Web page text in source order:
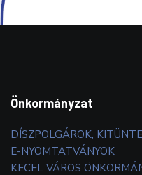
Önkormányzat
DÍSZPOLGÁROK,
E-NYOMTATVÁNYOK
KECEL VÁROS